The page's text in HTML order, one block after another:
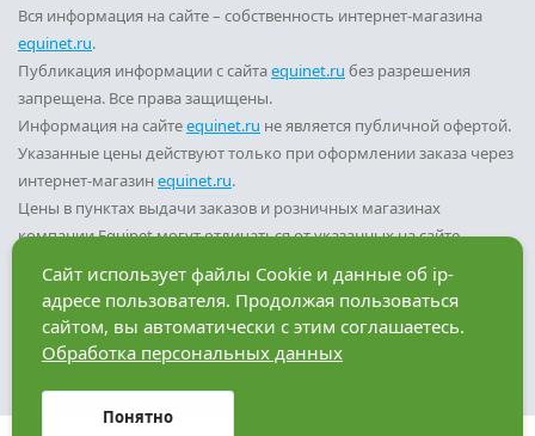
Вся информация на сайте – собственность интернет-магазина
equinet.ru.
Публикация информации с сайтаequinet.ru без разрешения
запрещена. Все права защищены.
Информация на сайтеequinet.ru не является публичной офертой.
Указанные цены действуют только при оформлении заказа через
интернет-магазин equinet.ru.
Цены в пунктах выдачи заказов и розничных магазинах
компании Equinet могут отличаться от указанных на сайте.
Вы принимаете условия
политики конфиденциальности
пользовательского соглашения
каждый раз, когда оставляете
свои данные в любой форме обратной связи на сайте
Разработка сайта — компания «Факт»
Сайт использует файлы Cookie и данные об ip-
адресе пользователя. Продолжая пользоваться
сайтом, вы автоматически с этим соглашаетесь.
Обработка персональных данных
Понятно